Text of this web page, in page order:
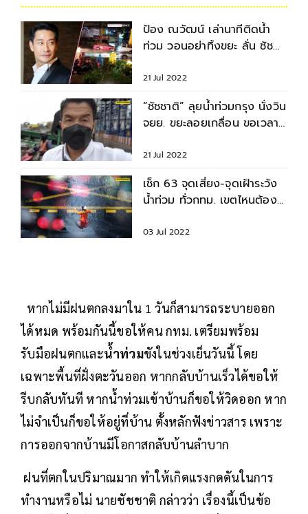
ป้อง ณวัฒน์ เล่านาทีติดน้ำ
ท่วม วอนอย่าทิ้งขยะ ลั่น ชัช
21 Jul 2022
“ชัชชาติ” ลุยน้ำท่วมกรุง นั่งวิน
จยย. ขยะลอยเกลื่อน ขอเวลา
21 Jul 2022
เช็ก 63 จุดเสี่ยง-จุดเฝ้าระวัง
น้ำท่วม ทั่วกทม. เขตไหนต้อง
03 Jul 2022
หากไม่มีฝนตกลงมาใน 1 วันก็สามารถระบายออก
ได้หมด พร้อมกันนี้ขอให้คน กทม. เตรียมพร้อม
รับมือฝนตกและน้ำท่วมขังในช่วงเย็นวันนี้ โดย
เฉพาะพื้นที่ฝั่งตะวันออก หากกลับบ้านเร็วได้ขอให้
รีบกลับทันที หากน้ำท่วมเข้าบ้านก็ขอให้วิดออก หาก
ไม่จำเป็นก็ขอให้อยู่ที่บ้าน ตั้งหลักฟังข่าวสาร เพราะ
การออกจากบ้านมีโอกาสกลับบ้านลำบาก
ฝนที่ตกในปริมาณมาก ทำให้เกิดแรงกดดันในการ
ทำงานหรือไม่ นายชัชชาติ กล่าวว่า เรื่องนี้เป็นข้อ